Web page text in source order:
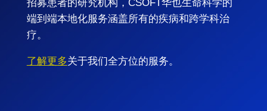
招募患者的研究机构，CSOFT华也生命科学的
端到端本地化服务涵盖所有的疾病和跨学科治
疗。
了解更多关于我们全方位的服务。